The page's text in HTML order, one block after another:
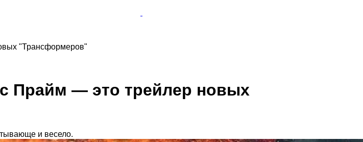
"Трансформеров"
Прайм — это трейлер новых
и весело.